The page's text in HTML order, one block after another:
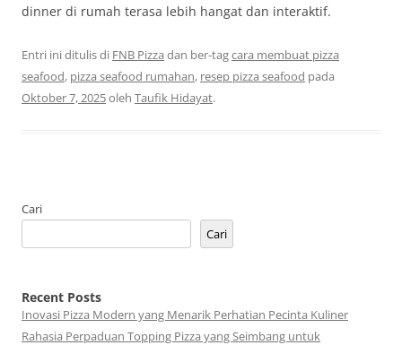
dinner di rumah terasa lebih hangat dan interaktif.
Entri ini ditulis di FNB Pizza dan ber-tagcara membuat pizza
seafood, pizza seafood rumahan, resep pizza seafood pada
Oktober 7, 2025oleh Taufik Hidayat.
Cari
Cari
Recent Posts
Inovasi Pizza Modern yang Menarik Perhatian Pecinta Kuliner
Rahasia Perpaduan Topping Pizza yang Seimbang untuk